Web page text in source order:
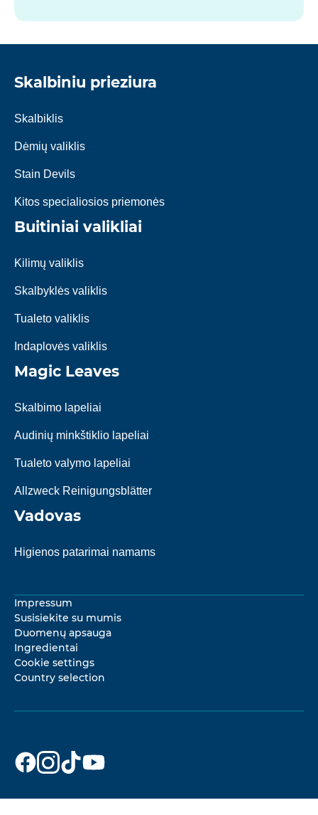
Skalbiniu prieziura
Skalbiklis
Dėmių valiklis
Stain Devils
Kitos specialiosios priemonės
Buitiniai valikliai
Kilimų valiklis
Skalbyklės valiklis
Tualeto valiklis
Indaplovės valiklis
Magic Leaves
Skalbimo lapeliai
Audinių minkštiklio lapeliai
Tualeto valymo lapeliai
Allzweck Reinigungsblätter
Vadovas
Higienos patarimai namams
Impressum
Susisiekite su mumis
Duomenų apsauga
Ingredientai
Cookie settings
Country selection
Dr. Beckmann
on
Dr. Beckmann
on
Dr. Beckmann
on